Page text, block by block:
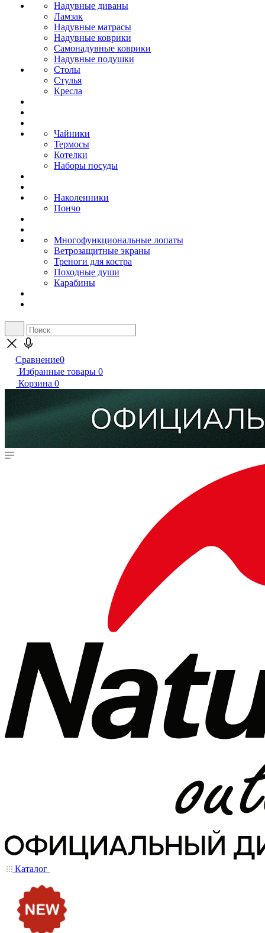
Надувные диваны
Ламзак
Надувные матрасы
Надувные коврики
Самонадувные коврики
Надувные подушки
Столы
Стулья
Кресла
Чайники
Термосы
Котелки
Наборы посуды
Наколенники
Пончо
Многофункциональные лопаты
Ветрозащитные экраны
Треноги для костра
Походные души
Карабины
Сравнение0
Избранные товары 0
Корзина 0
Каталог